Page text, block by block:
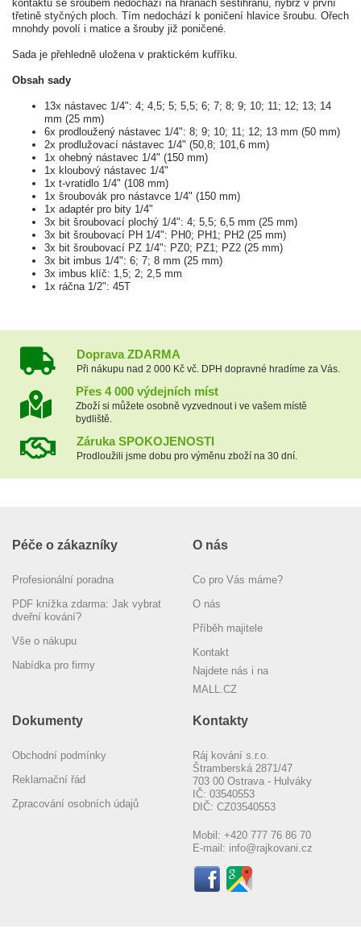
kontaktu se šroubem nedochází na hranách šestihranu, nýbrž v první
třetině styčných ploch. Tím nedochází k poničení hlavice šroubu. Ořech
mnohdy povolí i matice a šrouby již poničené.
Sada je přehledně uložena v praktickém kufříku.
Obsah sady
13x nástavec 1/4": 4; 4,5; 5; 5,5; 6; 7; 8; 9; 10; 11; 12; 13; 14
mm (25 mm)
6x prodloužený nástavec 1/4": 8; 9; 10; 11; 12; 13 mm (50 mm)
2x prodlužovací nástavec 1/4" (50,8; 101,6 mm)
1x ohebný nástavec 1/4" (150 mm)
1x kloubový nástavec 1/4"
1x t-vratidlo 1/4" (108 mm)
1x šroubovák pro nástavce 1/4" (150 mm)
1x adaptér pro bity 1/4"
3x bit šroubovací plochý 1/4": 4; 5,5; 6,5 mm (25 mm)
3x bit šroubovací PH 1/4": PH0; PH1; PH2 (25 mm)
3x bit šroubovací PZ 1/4": PZ0; PZ1; PZ2 (25 mm)
3x bit imbus 1/4": 6; 7; 8 mm (25 mm)
3x imbus klíč: 1,5; 2; 2,5 mm
1x ráčna 1/2": 45T
Doprava ZDARMA
Při nákupu nad 2 000 Kč vč. DPH dopravné hradíme za Vás.
Přes 4 000 výdejních míst
Zboží si můžete osobně vyzvednout i ve vašem místě
bydliště.
Záruka SPOKOJENOSTI
Prodloužili jsme dobu pro výměnu zboží na 30 dní.
Péče o zákazníky
Profesionální poradna
PDF knížka zdarma: Jak vybrat
dveřní kování?
Vše o nákupu
Nabídka pro firmy
O nás
Co pro Vás máme?
O nás
Příběh majitele
Kontakt
Najdete nás i na
MALL.CZ
Dokumenty
Obchodní podmínky
Reklamační řád
Zpracování osobních údajů
Kontakty
Ráj kování s.r.o.
Štramberská 2871/47
703 00 Ostrava - Hulváky
IČ: 03540553
DIČ: CZ03540553
Mobil: +420 777 76 86 70
E-mail: info@rajkovani.cz